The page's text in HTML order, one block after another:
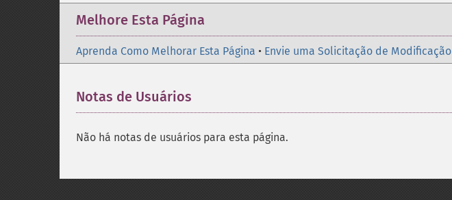
Melhore Esta Página
Aprenda Como Melhorar Esta Página • Envie uma Solicitação de Modificação
Notas de Usuários
Não há notas de usuários para esta página.